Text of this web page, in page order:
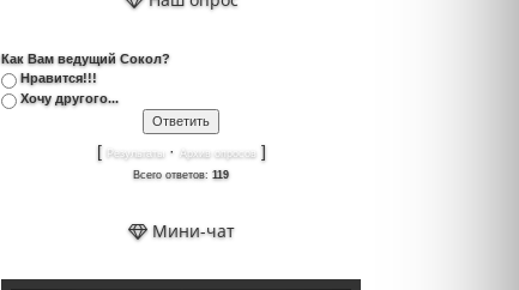
Как Вам ведущий Сокол?
Нравится!!!
Хочу другого...
[ Результаты · Архив опросов]
Всего ответов: 119
Мини-чат